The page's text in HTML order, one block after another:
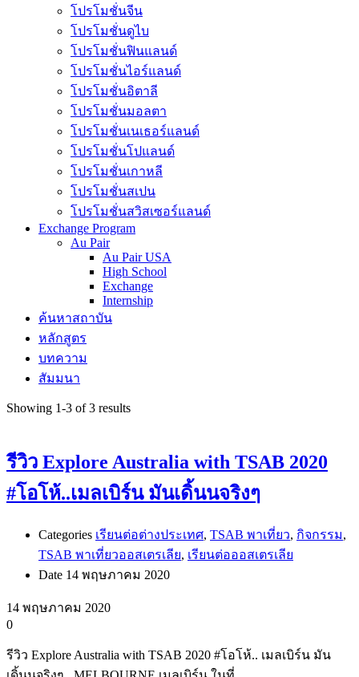
โปรโมชั่นจีน
โปรโมชั่นดูไบ
โปรโมชั่นฟินแลนด์
โปรโมชั่นไอร์แลนด์
โปรโมชั่นอิตาลี
โปรโมชั่นมอลตา
โปรโมชั่นเนเธอร์แลนด์
โปรโมชั่นโปแลนด์
โปรโมชั่นเกาหลี
โปรโมชั่นสเปน
โปรโมชั่นสวิสเซอร์แลนด์
Exchange Program
Au Pair
Au Pair USA
High School
Exchange
Internship
ค้นหาสถาบัน
หลักสูตร
บทความ
สัมมนา
Showing 1-3 of 3 results
รีวิว Explore Australia with TSAB 2020
#โอโห้..เมลเบิร์น มันเดิ้นนจริงๆ
Categories เรียนต่อต่างประเทศ, TSAB พาเที่ยว, กิจกรรม,
TSAB พาเที่ยวออสเตรเลีย, เรียนต่อออสเตรเลีย
Date 14 พฤษภาคม 2020
14 พฤษภาคม 2020
0
รีวิว Explore Australia with TSAB 2020 #โอโห้.. เมลเบิร์น มัน